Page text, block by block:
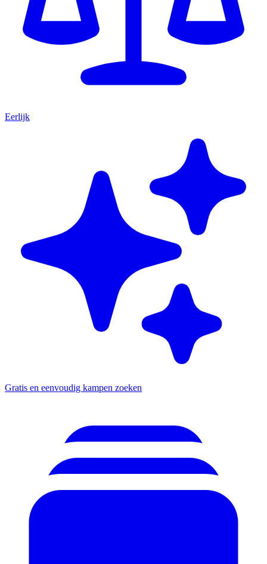
Eerlijk
Gratis en eenvoudig kampen zoeken